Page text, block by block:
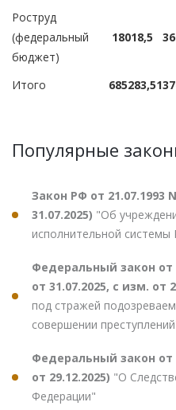
Роструд
(федеральный
бюджет)
18018,5
Итого 685283,5
Популярные
Закон РФ от 21.07.1993
31.07.2025) "Об
исполнительной системы
Федеральный закон от
от 31.07.2025, с изм. от
под стражей
совершении
Федеральный закон от
от 29.12.2025) "О
Федерации"